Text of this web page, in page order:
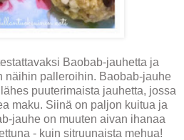
Baobab-jauhetta ja
näihin palleroihin. Baobab-jauhe
puuterimaista jauhetta, jossa
maku. Siinä on paljon kuitua ja
jauhe on muuten aivan ihanaa
- kuin sitruunaista mehua!